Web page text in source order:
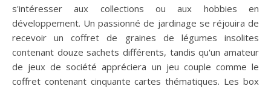
s'intéresser aux collections ou aux hobbies en
développement. Un passionné de jardinage se réjouira de
recevoir un coffret de graines de légumes insolites
contenant douze sachets différents, tandis qu'un amateur
de jeux de société appréciera un jeu couple comme le
coffret contenant cinquante cartes thématiques. Les box